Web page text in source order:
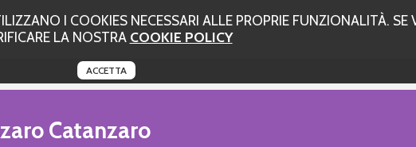
I COOKIES NECESSARI ALLE PROPRIE FUNZIONALITÀ. SE
LA NOSTRA COOKIE POLICY
ACCETTA
Catanzaro